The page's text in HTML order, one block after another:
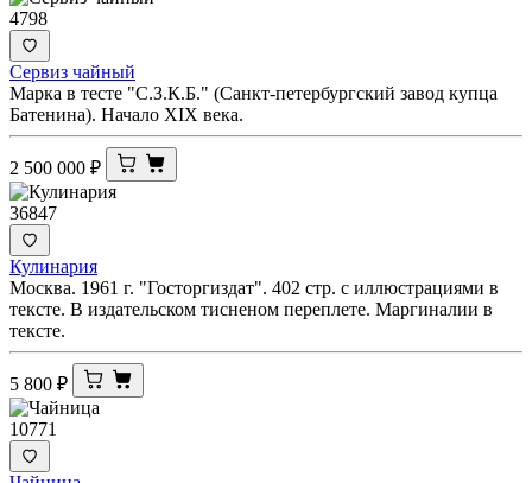
4798
Сервиз чайный
Марка в тесте "С.З.К.Б." (Санкт-петербургский завод купца
Батенина). Начало XIX века.
2 500 000 ₽
36847
Кулинария
Москва. 1961 г. "Госторгиздат". 402 стр. с иллюстрациями в
тексте. В издательском тисненом переплете. Маргиналии в
тексте.
5 800 ₽
10771